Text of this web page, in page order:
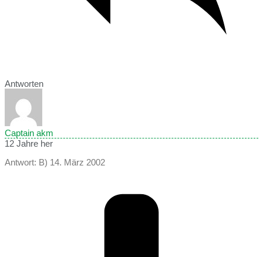
Antworten
Captain akm
12 Jahre her
Antwort: B) 14. März 2002